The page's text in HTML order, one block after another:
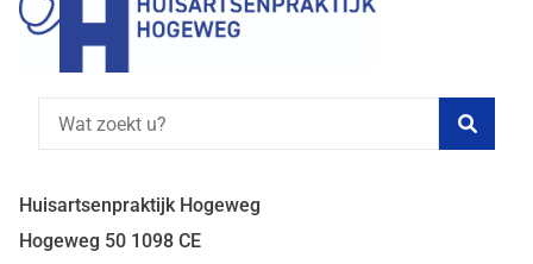
Huisartsenpraktijk Hogeweg
Hogeweg 50 1098 CE